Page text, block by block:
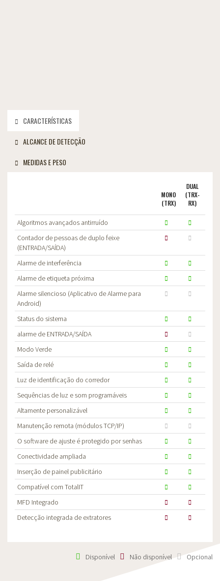
CARACTERÍSTICAS
ALCANCE DE DETECÇÃO
MEDIDAS E PESO
MONO
(TRX)
DUAL
(TRX-
RX)
Algoritmos avançados antirruído
Contador de pessoas de duplo feixe
(ENTRADA/SAÍDA)
Alarme de interferência
Alarme de etiqueta próxima
Alarme silencioso (Aplicativo de Alarme para
Android)
Status do sistema
alarme de ENTRADA/SAÍDA
Modo Verde
Saída de relé
Luz de identificação do corredor
Sequências de luz e som programáveis
Altamente personalizável
Manutenção remota (módulos TCP/IP)
O software de ajuste é protegido por senhas
Conectividade ampliada
Inserção de painel publicitário
Compatível com TotalIT
MFD Integrado
Detecção integrada de extratores
Disponível Não disponível Opcional